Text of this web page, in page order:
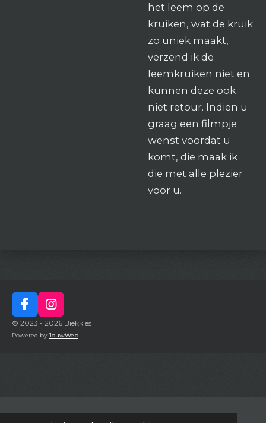
het leem op de
kruiken, wat de kruik
zo uniek maakt,
verzend ik de
leemkruiken niet en
kunnen deze ook
niet retour. Indien u
graag een filmpje
wenst voordat u
komt, die maak ik
die met alle plezier
voor u.
F
a
c
I
n
s
© 2023 - 2026 Biekkies
Powered byJouwWeb